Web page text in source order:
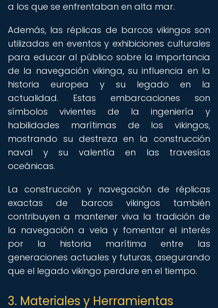
a los que se enfrentaban en alta mar.
Además, las réplicas de barcos vikingos son
utilizadas en eventos y exhibiciones culturales
para educar al público sobre la importancia
de la navegación vikinga, su influencia en la
historia europea y su legado en la
actualidad. Estas embarcaciones son
símbolos vivientes de la ingeniería y
habilidades marítimas de los vikingos,
mostrando su destreza en la construcción
naval y su valentía en las travesías
oceánicas.
La construcción y navegación de réplicas
exactas de barcos vikingos también
contribuyen a mantener viva la tradición de
la navegación a vela y fomentar el interés
por la historia marítima entre las
generaciones actuales y futuras, asegurando
que el legado vikingo perdure en el tiempo.
3. Materiales y Herramientas